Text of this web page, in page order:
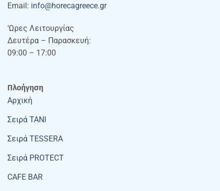
Email: info@horecagreece.gr
‘Ωρες Λειτουργίας
Δευτέρα – Παρασκευή:
09:00 – 17:00
Πλοήγηση
Αρχική
Σειρά TANI
Σειρά TESSERA
Σειρά PROTECT
CAFE BAR